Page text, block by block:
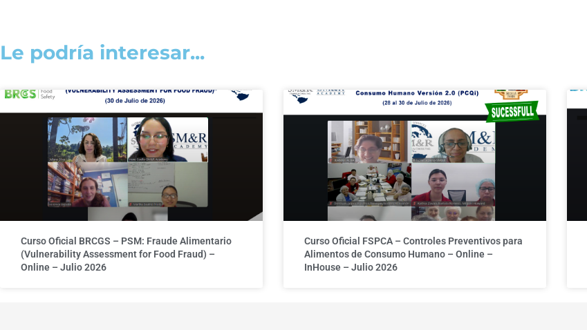
Le podría interesar...
Curso Oficial BRCGS – PSM: Fraude Alimentario
(Vulnerability Assessment for Food Fraud) –
Online – Julio 2026
Curso Oficial FSPCA – Controles Preventivos para
Alimentos de Consumo Humano – Online –
InHouse – Julio 2026